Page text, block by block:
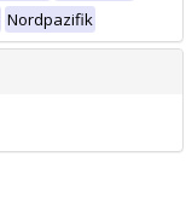
Nordpazifik